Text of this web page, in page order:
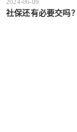
2024-06-09
社保还有必要交吗